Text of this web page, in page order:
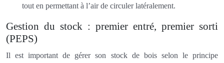
tout en permettant à l’air de circuler latéralement.
Gestion du stock : premier entré, premier sorti
(PEPS)
Il est important de gérer son stock de bois selon le principe